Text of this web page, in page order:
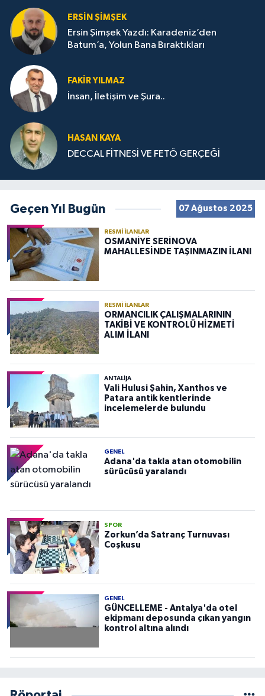
ERSIN ŞIMŞEK
Ersin Şimşek Yazdı: Karadeniz’den
Batum’a, Yolun Bana Bıraktıkları
FAKIR YILMAZ
İnsan, İletişim ve Şura..
HASAN KAYA
DECCAL FİTNESİ VE FETÖ GERÇEĞİ
Geçen Yıl Bugün 07 Ağustos 2025
RESMI İLANLAR
OSMANİYE SERİNOVA
MAHALLESİNDE TAŞINMAZIN İLANI
RESMI İLANLAR
ORMANCILIK ÇALIŞMALARININ
TAKİBİ VE KONTROLÜ HİZMETİ
ALIM İLANI
ANTALIJA
Vali Hulusi Şahin, Xanthos ve
Patara antik kentlerinde
incelemelerde bulundu
GENEL
Adana'da takla atan otomobilin
sürücüsü yaralandı
SPOR
Zorkun’da Satranç Turnuvası
Coşkusu
GENEL
GÜNCELLEME - Antalya'da otel
ekipmanı deposunda çıkan yangın
kontrol altına alındı